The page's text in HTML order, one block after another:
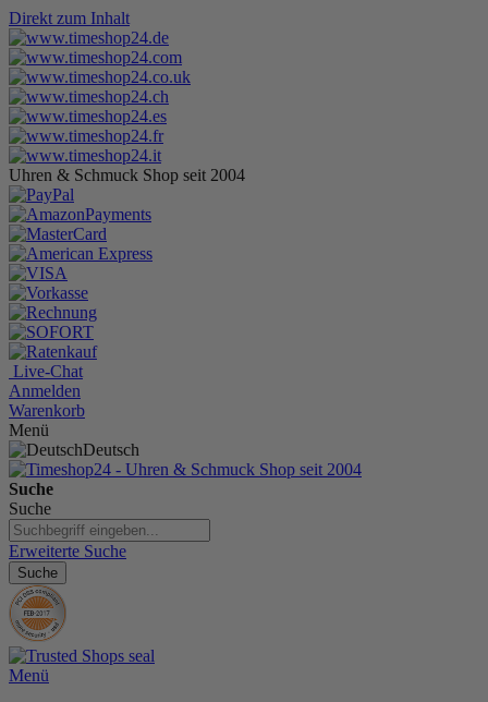
Direkt zum Inhalt
Uhren & Schmuck Shop seit 2004
Live-Chat
Anmelden
Warenkorb
Menü
Deutsch
Suche
Suche
Erweiterte Suche
Suche
Menü